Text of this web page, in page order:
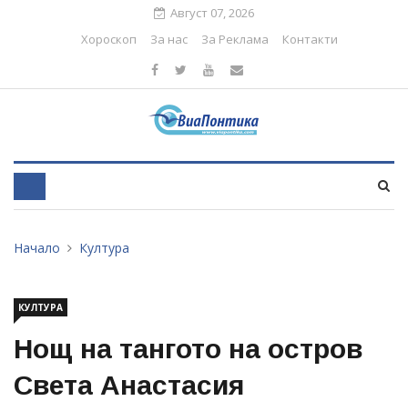
Август 07, 2026
Хороскоп
За нас За Реклама Контакти
Начало Култура
КУЛТУРА
Нощ на тангото на остров
Света Анастасия